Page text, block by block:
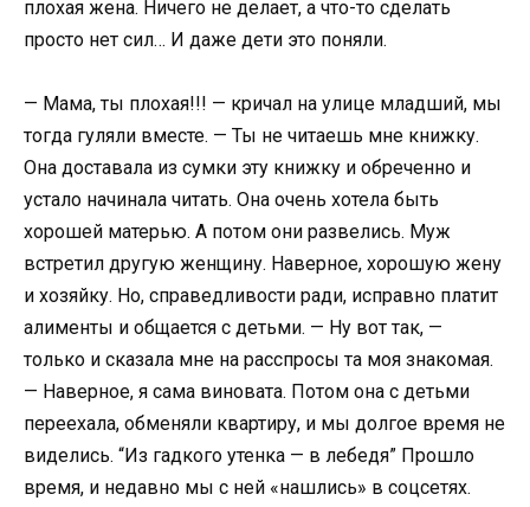
плохая жена. Ничего не делает, а что-то сделать
просто нет сил… И даже дети это поняли.
— Мама, ты плохая!!! — кричал на улице младший, мы
тогда гуляли вместе. — Ты не читаешь мне книжку.
Она доставала из сумки эту книжку и обреченно и
устало начинала читать. Она очень хотела быть
хорошей матерью. А потом они развелись. Муж
встретил другую женщину. Наверное, хорошую жену
и хозяйку. Но, справедливости ради, исправно платит
алименты и общается с детьми. — Ну вот так, —
только и сказала мне на расспросы та моя знакомая.
— Наверное, я сама виновата. Потом она с детьми
переехала, обменяли квартиру, и мы долгое время не
виделись. “Из гадкого утенка — в лебедя” Прошло
время, и недавно мы с ней «нашлись» в соцсетях.